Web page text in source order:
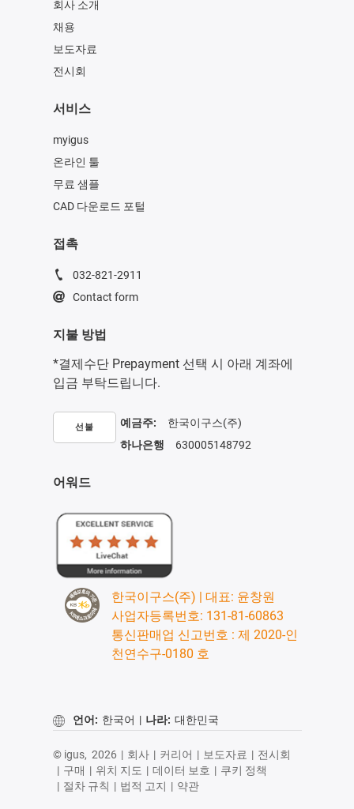
회사 소개
채용
보도자료
전시회
서비스
myigus
온라인 툴
무료 샘플
CAD 다운로드 포털
접촉
032-821-2911
Contact form
지불 방법
*결제수단 Prepayment 선택 시 아래 계좌에
입금 부탁드립니다.
선불 예금주: 한국이구스(주)
하나은행 630005148792
어워드
한국이구스(주) | 대표: 윤창원
사업자등록번호: 131-81-60863
통신판매업 신고번호 : 제 2020-인
천연수구-0180 호
언어: 한국어 | 나라: 대한민국
© igus, 2026 | 회사 | 커리어 | 보도자료 | 전시회
| 구매 | 위치 지도 | 데이터 보호 | 쿠키 정책
| 절차 규칙 | 법적 고지 | 약관